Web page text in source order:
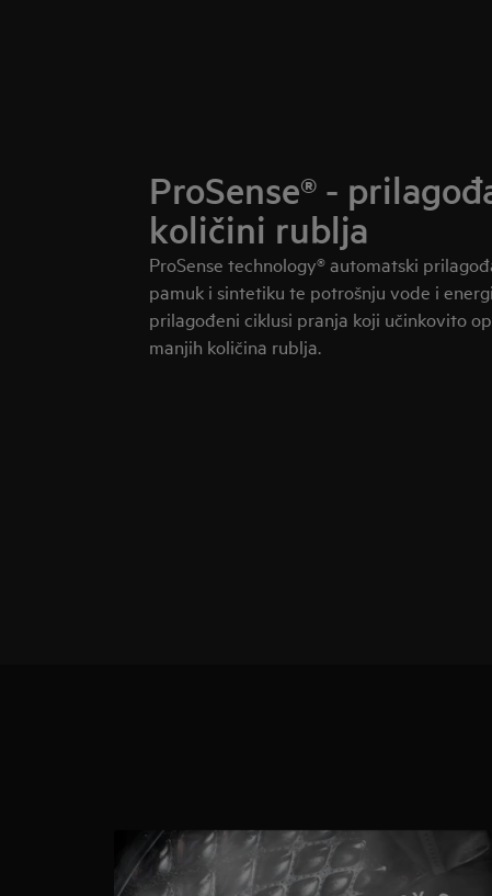
ProSense® -
količini rublja
ProSense technology® automatski
pamuk i sintetiku te potrošnju vode i
prilagođeni ciklusi pranja koji učinkovito
manjih količina rublja.